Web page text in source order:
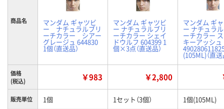
商品名 マンダム ギャツビ
ー ナチュラルブリ
ーチカラー シアー
グレージュ 644830
1個（直送品）
マンダム ギャツビ
ー ナチュラルブリ
ーチカラー シェイ
ドウルフ 604399 1
個×3点（直送品）
マンダム ギ
ー ナチュラ
ーチカラー
キーアッシュ
(105ML)（直送
価格
(税込)
￥983 ￥2,800
販売単位 1個 1セット（3個） 1個(105ML)